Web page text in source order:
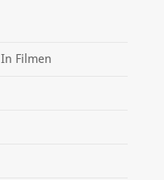
In Filmen